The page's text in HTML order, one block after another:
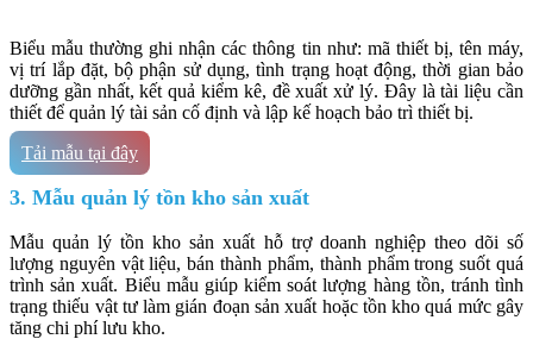
Biểu mẫu thường ghi nhận các thông tin như: mã thiết bị, tên máy,
vị trí lắp đặt, bộ phận sử dụng, tình trạng hoạt động, thời gian bảo
dưỡng gần nhất, kết quả kiểm kê, đề xuất xử lý. Đây là tài liệu cần
thiết để quản lý tài sản cố định và lập kế hoạch bảo trì thiết bị.
Tải mẫu tại đây
3. Mẫu quản lý tồn kho sản xuất
Mẫu quản lý tồn kho sản xuất hỗ trợ doanh nghiệp theo dõi số
lượng nguyên vật liệu, bán thành phẩm, thành phẩm trong suốt quá
trình sản xuất. Biểu mẫu giúp kiểm soát lượng hàng tồn, tránh tình
trạng thiếu vật tư làm gián đoạn sản xuất hoặc tồn kho quá mức gây
tăng chi phí lưu kho.